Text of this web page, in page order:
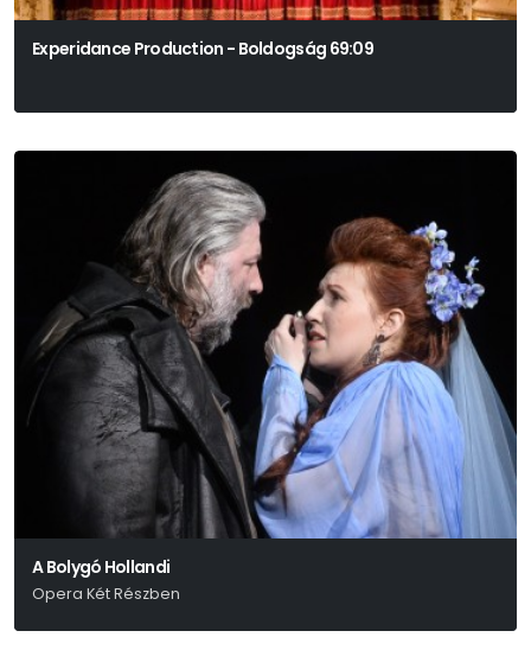
Experidance Production - Boldogság 69:09
A Bolygó Hollandi
Opera Két Részben